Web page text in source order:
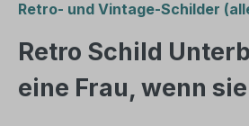
Retro- und Vintage-Schilder
Retro Schild
eine Frau, wenn